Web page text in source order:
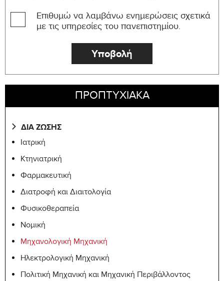
MATH-
276
Calculus III 6
Linear Algebra I
MATH-
Equations
6
SECTION: D SCIENCE REQUIREMENTS
Min. ECTS Credits: 16 Max. ECTS Credits: 16
Course ID
CHEM-106 General Chemistry
General Physics I
PHYS-160
SECTION: E BUSINESS ELECTIVES
Min. ECTS Credits: 6 Max. ECTS Credits: 6
Επιθυμώ να λαμβάνω ενημερώσεις σχετικά
με τις υπηρεσίες του πανεπιστημίου.
ΠΡΟΠΤΥΧΙΑΚΑ
ΔΙΑ ΖΩΣΗΣ
Ιατρική
Κτηνιατρική
Φαρμακευτική
Διατροφή και Διαιτολογία
Φυσικοθεραπεία
Νομική
Μηχανολογική Μηχανική
Ηλεκτρολογική Μηχανική
Πολιτική Μηχανική και Μηχανική Περιβάλλοντος